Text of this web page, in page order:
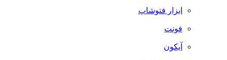
ابزار فتوشاپ
فونت
آیکون